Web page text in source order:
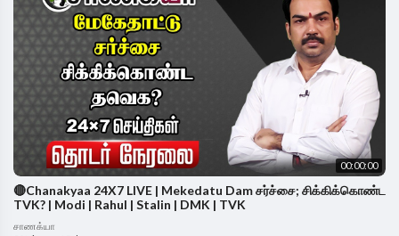
00:00:00
🔴Chanakyaa 24X7 LIVE | Mekedatu Dam சர்ச்சை; சிக்கிக்கொண்ட
TVK? | Modi | Rahul | Stalin | DMK | TVK
சாணக்யா